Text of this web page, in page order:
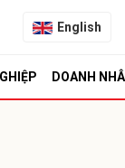
English
DOANH